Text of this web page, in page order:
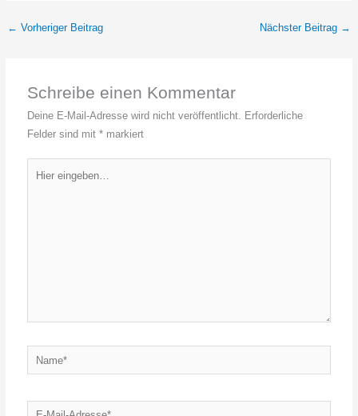
← Vorheriger Beitrag Nächster Beitrag →
Schreibe einen Kommentar
Deine E-Mail-Adresse wird nicht veröffentlicht. Erforderliche
Felder sind mit* markiert
eingeben…
Name*
E-